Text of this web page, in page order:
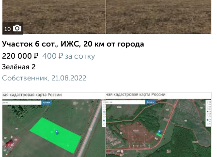
10
Участок 6 сот., ИЖС, 20 км от города
220 000 ₽ 400 ₽ за сотку
Зелёная 2
Собственник, 21.08.2022